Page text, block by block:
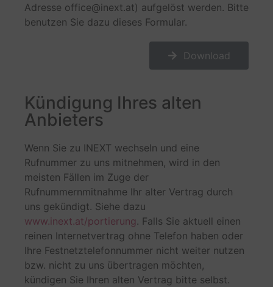
Adresse office@inext.at) aufgelöst werden. Bitte
benutzen Sie dazu dieses Formular.
Download
Kündigung Ihres alten
Anbieters
Wenn Sie zu INEXT wechseln und eine
Rufnummer zu uns mitnehmen, wird in den
meisten Fällen im Zuge der
Rufnummernmitnahme Ihr alter Vertrag durch
uns gekündigt. Siehe dazu
www.inext.at/portierung . Falls Sie aktuell einen
reinen Internetvertrag ohne Telefon haben oder
Ihre Festnetztelefonnummer nicht weiter nutzen
bzw. nicht zu uns übertragen möchten,
kündigen Sie Ihren alten Vertrag bitte selbst.